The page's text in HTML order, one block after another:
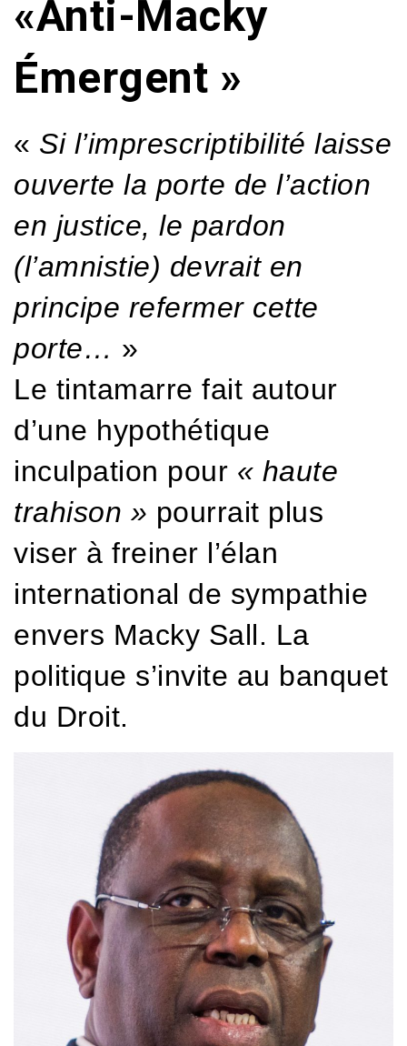
«Anti-Macky
Émergent »
« Si l’imprescriptibilité laisse
ouverte la porte de l’action
en justice, le pardon
(l’amnistie) devrait en
principe refermer cette
porte… »
Le tintamarre fait autour
d’une hypothétique
inculpation pour « haute
trahison » pourrait plus
viser à freiner l’élan
international de sympathie
envers Macky Sall. La
politique s’invite au banquet
du Droit.